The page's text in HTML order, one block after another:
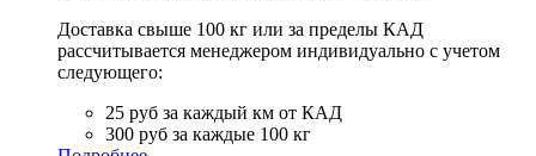
Доставка свыше 100 кг или за пределы КАД
рассчитывается менеджером индивидуально с учетом
следующего:
25 руб за каждый км от КАД
300 руб за каждые 100 кг